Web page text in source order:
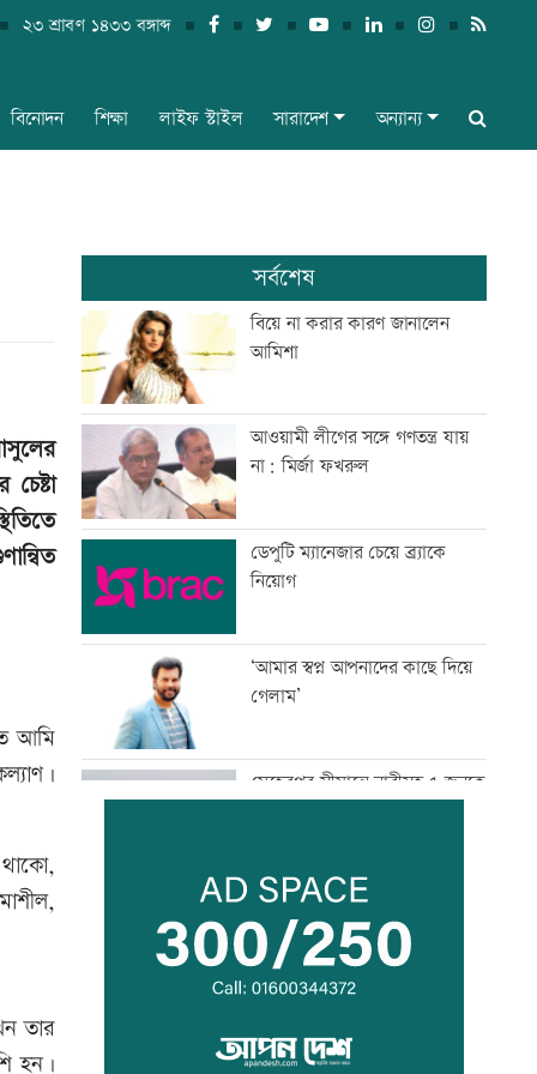
২৩ শ্রাবণ ১৪৩৩ বঙ্গাব্দ
বিনোদন শিক্ষা লাইফ স্টাইল সারাদেশ অন্যান্য
আমি
তার
হন।
সর্বশেষ
বিয়ে না করার কারণ জানালেন
আমিশা
আওয়ামী লীগের সঙ্গে গণতন্ত্র যায়
না: মির্জা ফখরুল
ডেপুটি ম্যানেজার চেয়ে ব্র্যাকে
নিয়োগ
‘আমার স্বপ্ন আপনাদের কাছে দিয়ে
গেলাম’
মেহেরপুর সীমান্তে নারীসহ ৫ জনকে
থাইল্যান্ডে ১৪ বছরের শিক্ষার্থীর
গুলিতে নিহত ৬
ডলফিন